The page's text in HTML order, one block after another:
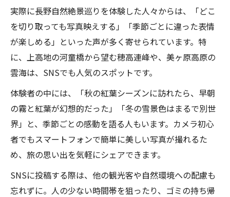
実際に長野自然絶景巡りを体験した人々からは、「どこ
を切り取っても写真映えする」「季節ごとに違った表情
が楽しめる」といった声が多く寄せられています。特
に、上高地の河童橋から望む穂高連峰や、美ヶ原高原の
雲海は、SNSでも人気のスポットです。
体験者の中には、「秋の紅葉シーズンに訪れたら、早朝
の霧と紅葉が幻想的だった」「冬の雪景色はまるで別世
界」と、季節ごとの感動を語る人もいます。カメラ初心
者でもスマートフォンで簡単に美しい写真が撮れるた
め、旅の思い出を気軽にシェアできます。
SNSに投稿する際は、他の観光客や自然環境への配慮も
忘れずに。人の少ない時間帯を狙ったり、ゴミの持ち帰